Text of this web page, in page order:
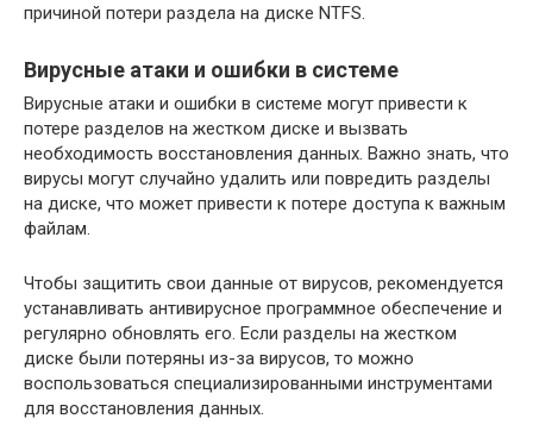
причиной потери раздела на диске NTFS.
Вирусные атаки и ошибки в системе
Вирусные атаки и ошибки в системе могут привести к
потере разделов на жестком диске и вызвать
необходимость восстановления данных. Важно знать, что
вирусы могут случайно удалить или повредить разделы
на диске, что может привести к потере доступа к важным
файлам.
Чтобы защитить свои данные от вирусов, рекомендуется
устанавливать антивирусное программное обеспечение и
регулярно обновлять его. Если разделы на жестком
диске были потеряны из-за вирусов, то можно
воспользоваться специализированными инструментами
для восстановления данных.